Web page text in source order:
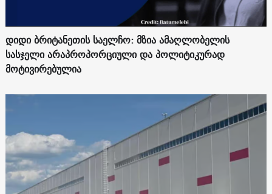
დიდი ბრიტანეთის საელჩო: მზია ამაღლობელის
სასჯელი არაპროპორციული და პოლიტიკურად
მოტივირებულია